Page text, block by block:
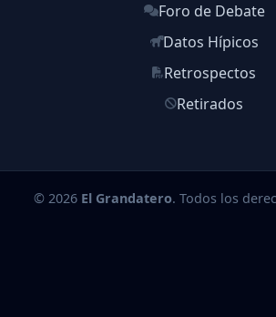
Foro de Debate
Datos Hípicos
Retrospectos
Retirados
© 2026 El Grandatero. Todos los